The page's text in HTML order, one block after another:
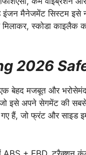
इंजन मैनेजमेंट सिस्टम इसे
स्कोडा काइलैक
2026
बेहद मजबूत और
इसे अपने सेगमेंट की सबसे
हैं, जो फ्रंट और साइड